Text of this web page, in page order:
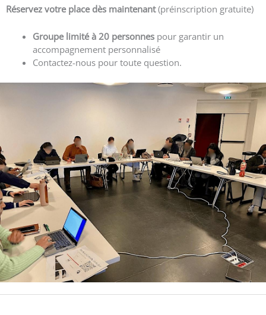
Réservez votre place dès maintenant(préinscription gratuite)
Groupe limité à 20 personnes pour garantir un
accompagnement personnalisé
Contactez-nous pour toute question.